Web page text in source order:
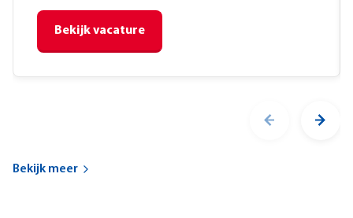
Bekijk vacature
Bekijk meer